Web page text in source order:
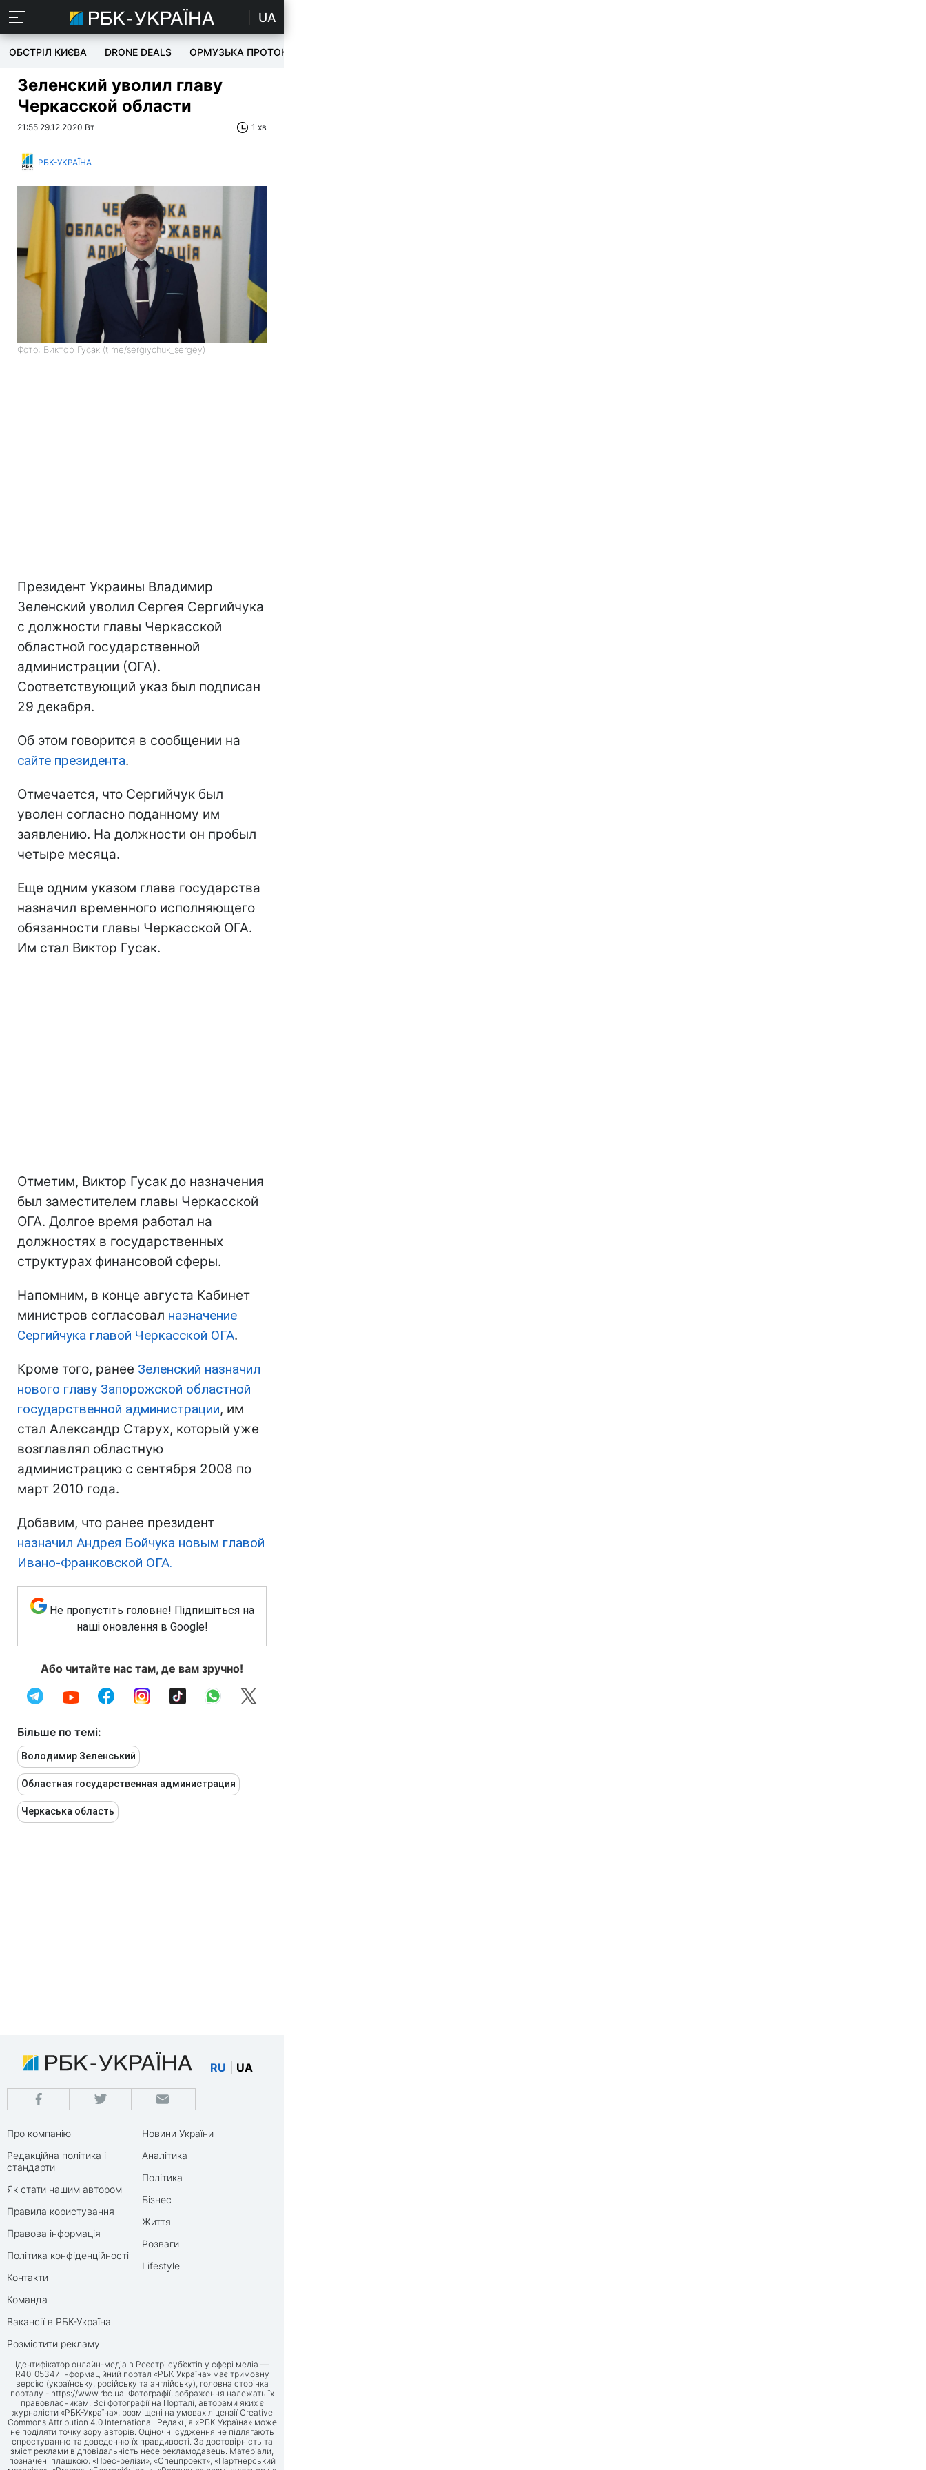
UA
ОБСТРІЛ КИЄВА DRONE DEALS ОРМУЗЬКА ПРОТОКА
Зеленский уволил главу
Черкасской области
21:55 29.12.2020 Вт 1 хв
РБК-УКРАЇНА
Фото: Виктор Гусак (t.me/sergiychuk_sergey)
Президент Украины Владимир
Зеленский уволил Сергея Сергийчука
с должности главы Черкасской
областной государственной
администрации (ОГА).
Соответствующий указ был подписан
29 декабря.
Об этом говорится в сообщении на
сайте президента.
Отмечается, что Сергийчук был
уволен согласно поданному им
заявлению. На должности он пробыл
четыре месяца.
Еще одним указом глава государства
назначил временного исполняющего
обязанности главы Черкасской ОГА.
Им стал Виктор Гусак.
Отметим, Виктор Гусак до назначения
был заместителем главы Черкасской
ОГА. Долгое время работал на
должностях в государственных
структурах финансовой сферы.
Напомним, в конце августа Кабинет
министров согласовал назначение
Сергийчука главой Черкасской ОГА.
Кроме того, ранее Зеленский назначил
нового главу Запорожской областной
государственной администрации, им
стал Александр Старух, который уже
возглавлял областную
администрацию с сентября 2008 по
март 2010 года.
Добавим, что ранее президент
назначил Андрея Бойчука новым главой
Ивано-Франковской ОГА.
Не пропустіть головне! Підпишіться на
наші оновлення в Google!
Або читайте нас там, де вам зручно!
Більше по темі:
Володимир Зеленський
Областная государственная администрация
Черкаська область
RU UA
Про компанію
Редакційна політика і
стандарти
Як стати нашим автором
Правила користування
Правова інформація
Політика конфіденційності
Контакти
Команда
Вакансії в РБК-Україна
Розмістити рекламу
Новини України
Аналітика
Політика
Бізнес
Життя
Розваги
Lifestyle
Ідентифікатор онлайн-медіа в Реєстрі суб’єктів у сфері медіа —
R40-05347 Інформаційний портал «РБК-Україна» має тримовну
версію (українську, російську та англійську), головна сторінка
порталу - https://www.rbc.ua. Фотографії, зображення належать їх
правовласникам. Всі фотографії на Порталі, авторами яких є
журналісти «РБК-Україна», розміщені на умовах ліцензії Creative
Commons Attribution 4.0 International. Редакція «РБК-Україна» може
не поділяти точку зору авторів. Оціночні судження не підлягають
спростуванню та доведенню їх правдивості. За достовірність та
зміст реклами відповідальність несе рекламодавець. Матеріали,
позначені плашкою: «Прес-релізи», «Спецпроект», «Партнерський